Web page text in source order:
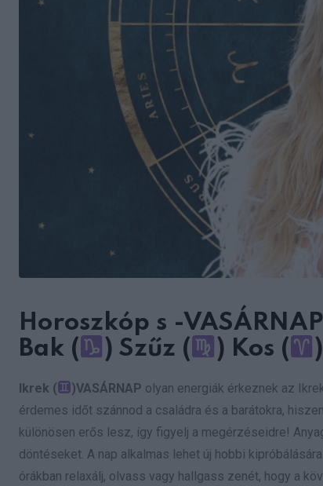
Horoszkóp s -
Bak (
) Szűz ( ) Kos ( )
Ikrek ( )VASÁRNAP olyan energiák érkeznek az
érdemes időt szánnod a családra és a barátokra,
különösen erős lesz, így figyelj a megérzéseidre!
döntéseket. A nap alkalmas lehet új hobbi
órákban relaxálj, olvass vagy hallgass zenét, hogy a